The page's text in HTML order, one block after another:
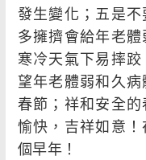
發生變化；五是
多擁擠會給年老
寒冷天氣下易摔
望年老體弱和久
春節；祥和安全
愉快，吉祥如意
個早年！